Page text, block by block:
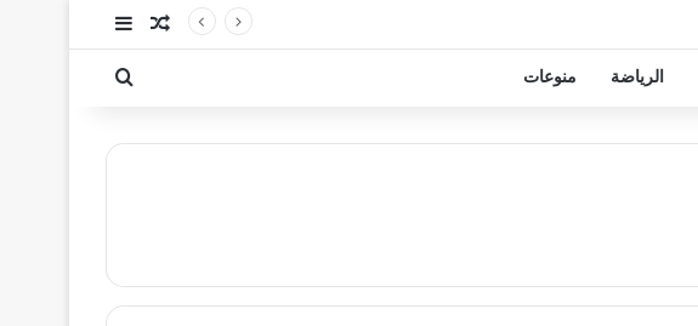
مقال عشوائي
إضافة عمود
الرياضة منوعات بحث عن